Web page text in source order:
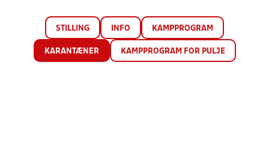
STILLING INFO KAMPPROGRAM
KARANTÆNER KAMPPROGRAM FOR PULJE